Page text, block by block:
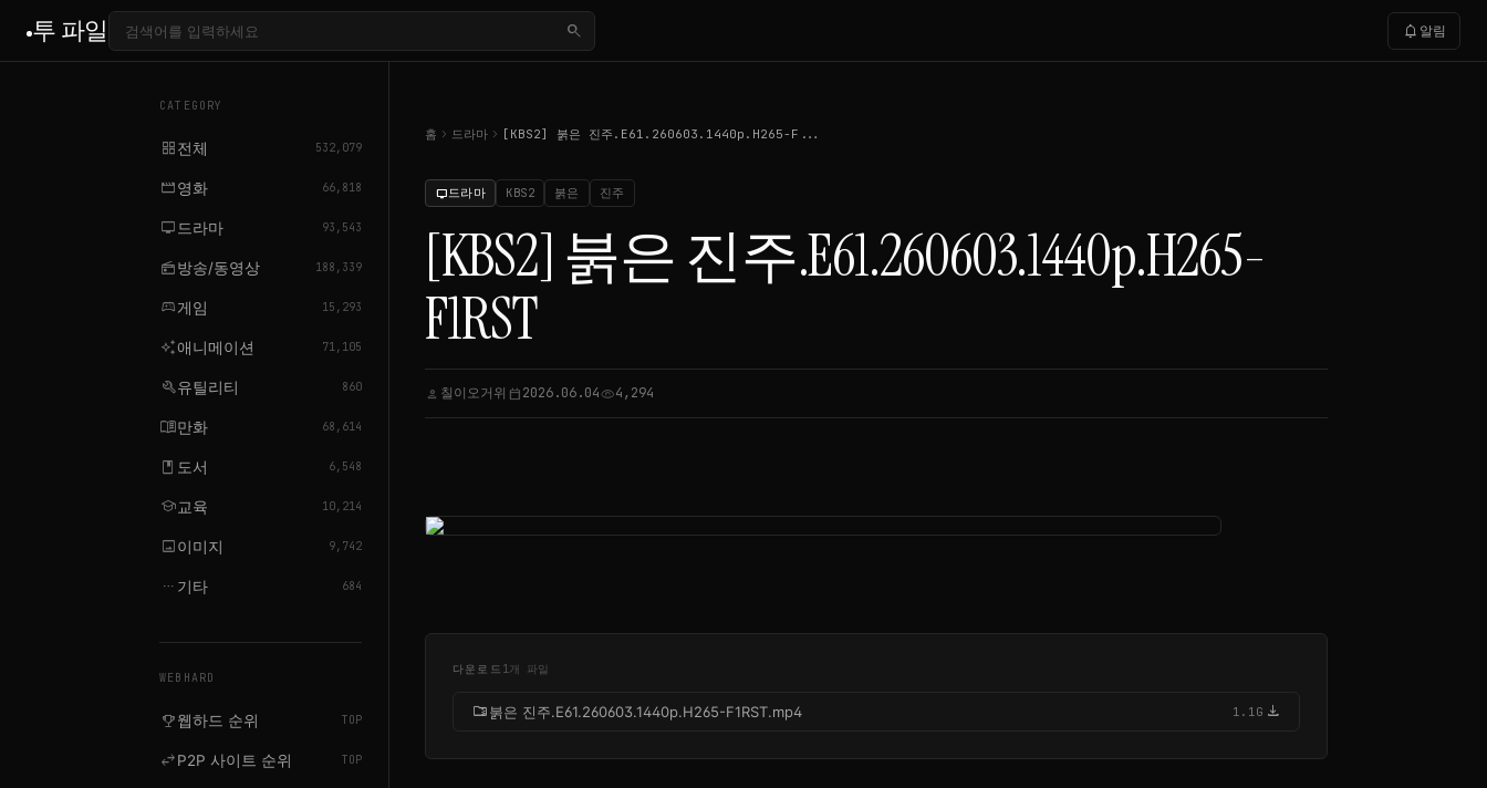
투 파일 search notifications 알림
CATEGORY
grid_view전체 532,079
movie영화 66,818
tv 드라마 93,543
radio방송/동영상 188,339
sports_esports게임 15,293
auto_awesome애니메이션 71,105
build유틸리티 860
menu_book만화 68,614
book 도서 6,548
school교육 10,214
image이미지 9,742
more_horiz 기타 684
WEBHARD
emoji_events웹하드 순위 TOP
swap_horizP2P 사이트 순위 TOP
홈 chevron_right 드라마 chevron_right [KBS2] 붉은 진주.E61.260603.1440p.H265-F...
tv드라마 KBS2 붉은 진주
[KBS2] 붉은 진주.E61.260603.1440p.H265-
F1RST
person 칠이오거위 calendar_today2026.06.04visibility4,294
다운로드 1개 파일
folder_zip붉은 진주.E61.260603.1440p.H265-F1RST.mp4 1.1G download